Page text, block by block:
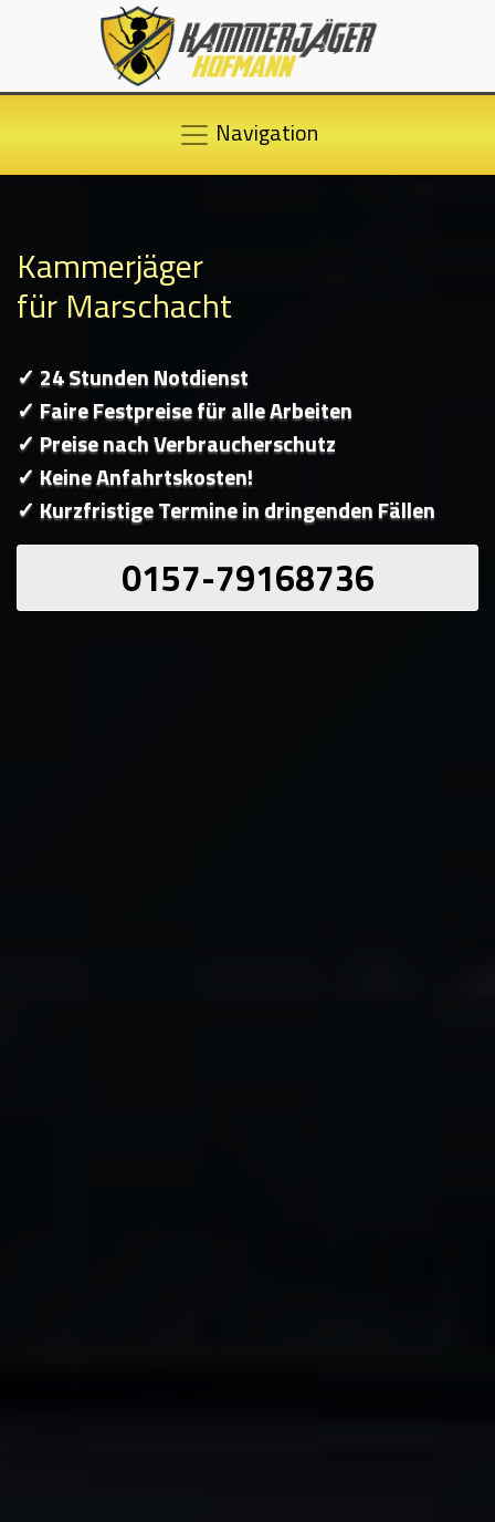
Navigation
Kammerjäger
für Marschacht
✓ 24 Stunden Notdienst
✓ Faire Festpreise für alle Arbeiten
✓ Preise nach Verbraucherschutz
✓ Keine Anfahrtskosten!
✓ Kurzfristige Termine in dringenden Fällen
0157-79168736